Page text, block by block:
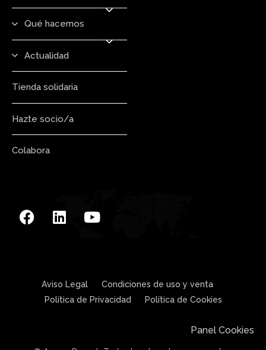
Qué hacemos
Actualidad
Tienda solidaria
Hazte socio/a
Colabora
Aviso Legal
Condiciones de uso y venta
Política de Privacidad
Política de Cookies
Panel Cookies